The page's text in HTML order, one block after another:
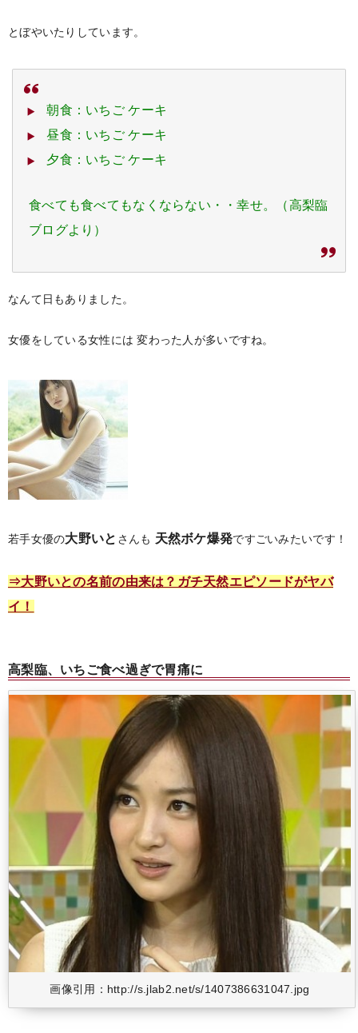
とぼやいたりしています。
朝食：いちご ケーキ
昼食：いちご ケーキ
夕食：いちご ケーキ
食べても食べてもなくならない・・幸せ。（高梨臨
ブログより）
なんて日もありました。
女優をしている女性には 変わった人が多いですね。
若手女優の大野いと さんも 天然ボケ爆発ですごいみたいです！
⇒大野いとの名前の由来は？ガチ天然エピソードがヤバ
イ！
高梨臨、いちご食べ過ぎで胃痛に
画像引用：http://s.jlab2.net/s/1407386631047.jpg